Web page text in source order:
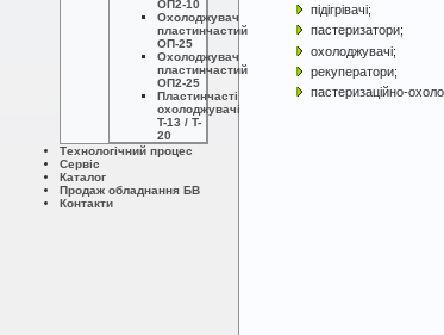
ОП2-10
Охолоджувач
пластинчастий
ОП-25
Охолоджувач
пластинчастий
ОП2-25
Пластинчасті
охолоджувачі
T-13 / T-
20
Технологічний процес
Сервіс
Каталог
Продаж обладнання БВ
Контакти
підігрівачі;
пастеризатори;
охолоджувачі;
рекуператори;
пастеризаційно-